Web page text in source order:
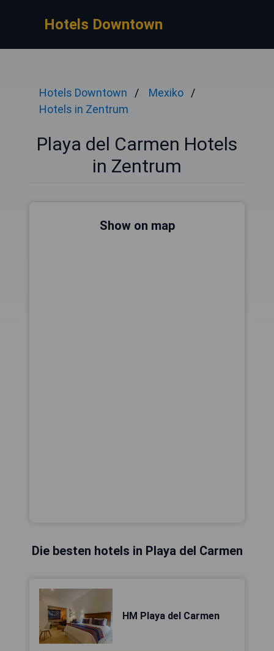
Hotels Downtown
Hotels Downtown
Mexiko
Hotels in Zentrum
Playa del Carmen Hotels
in Zentrum
Show on map
Die besten hotels in Playa del Carmen
HM Playa del Carmen